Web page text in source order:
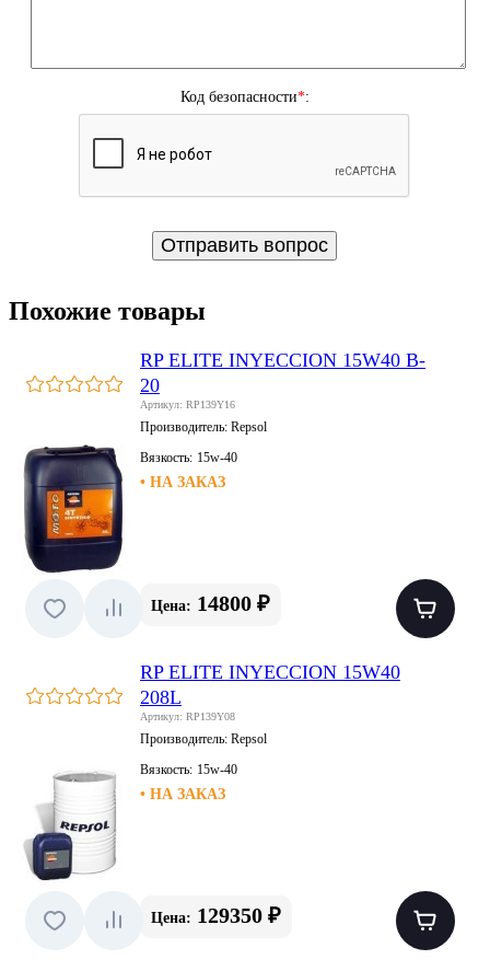
Код безопасности*:
Похожие товары
RP ELITE INYECCION 15W40 B-
20
Артикул: RP139Y16
Производитель: Repsol
Вязкость: 15w-40
• НА ЗАКАЗ
Цена: 14800 ₽
RP ELITE INYECCION 15W40
208L
Артикул: RP139Y08
Производитель: Repsol
Вязкость: 15w-40
• НА ЗАКАЗ
Цена: 129350 ₽